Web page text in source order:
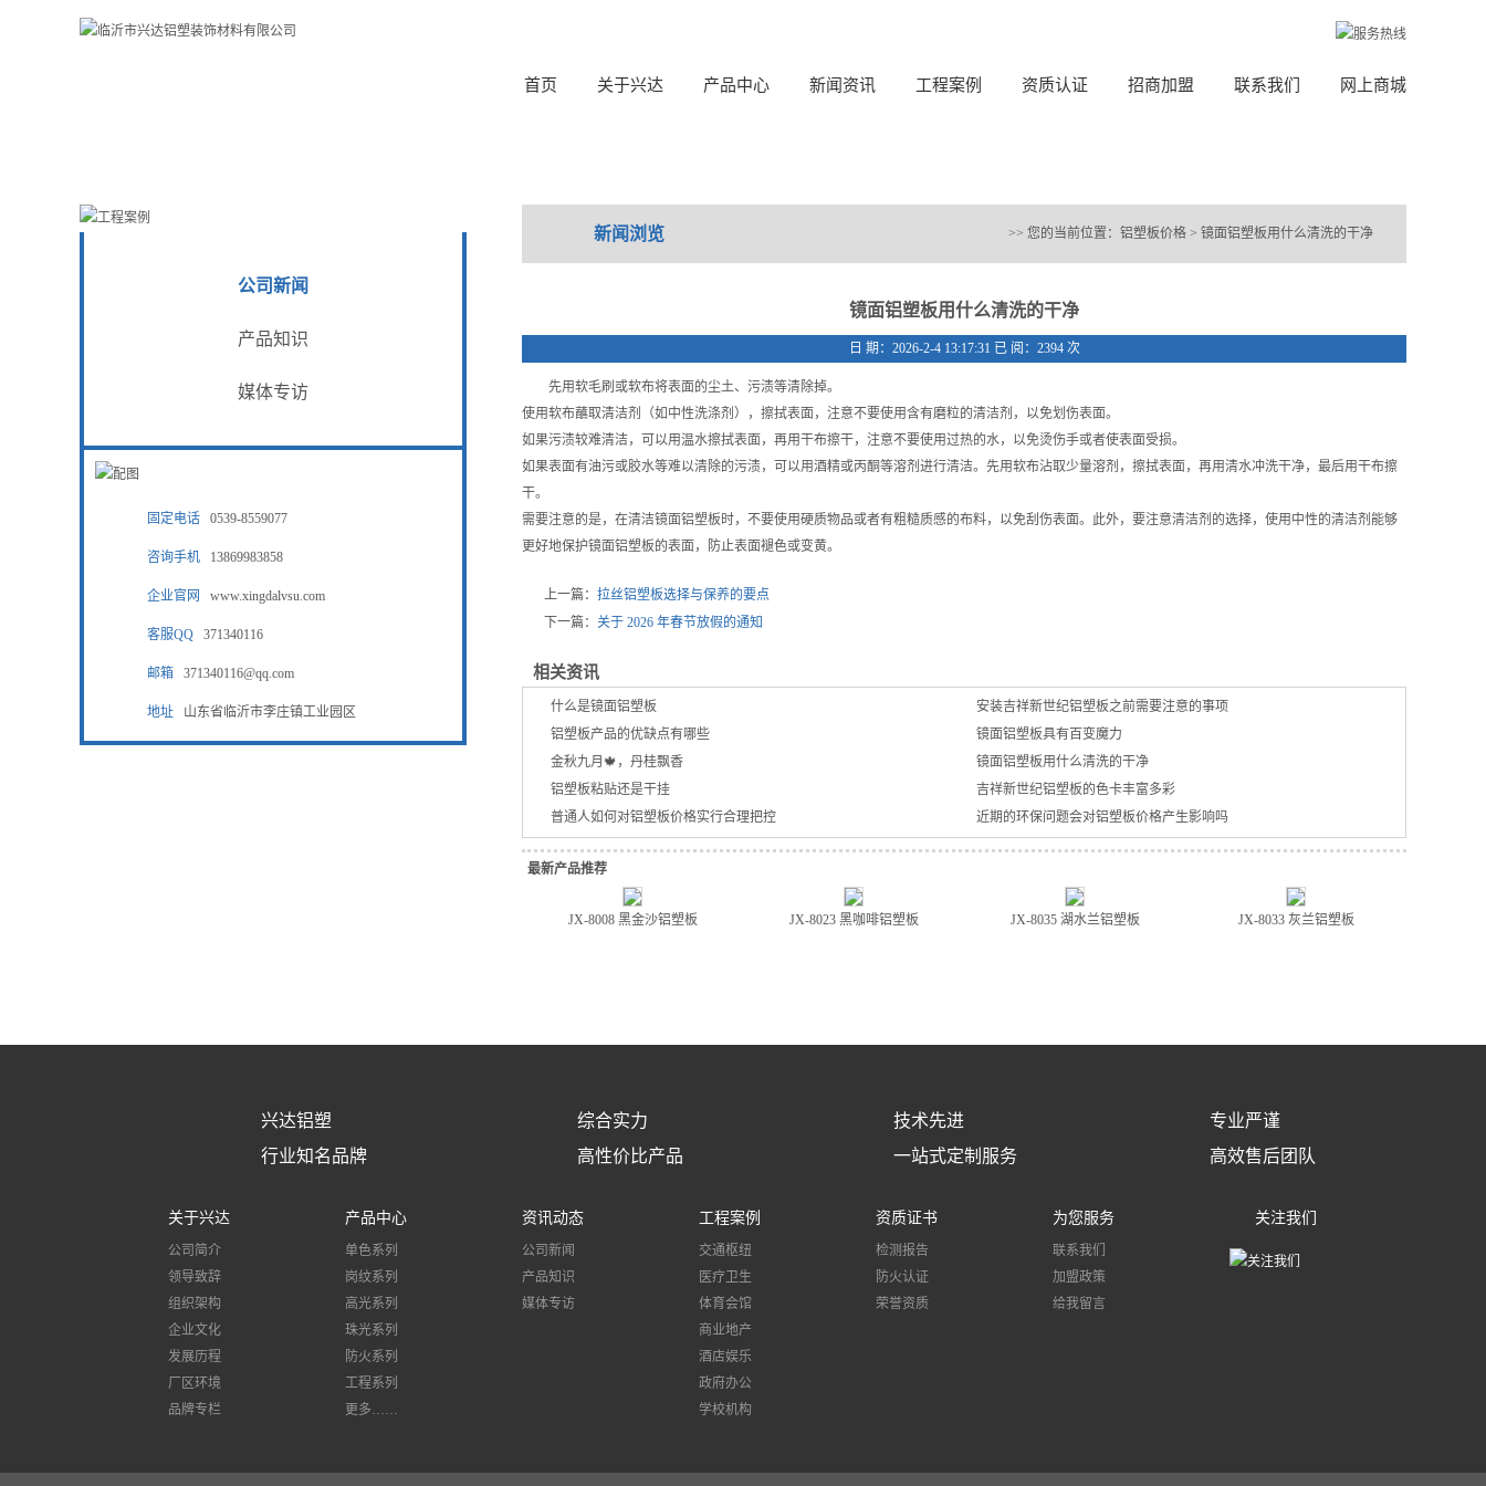
首页 关于兴达 产品中心 新闻资讯 工程案例 资质认证 招商加盟 联系我们 网上商城
>> 您的当前位置： 铝塑板价格 > 镜面铝塑板用什么清洗的干净
新闻浏览
镜面铝塑板用什么清洗的干净
日 期：2026-2-4 13:17:31 已 阅：2394 次
先用软毛刷或软布将表面的尘土、污渍等清除掉。
使用软布蘸取清洁剂（如中性洗涤剂），擦拭表面，注意不要使用含有磨粒的清洁剂，以免划伤表面。
如果污渍较难清洁，可以用温水擦拭表面，再用干布擦干，注意不要使用过热的水，以免烫伤手或者使表面受损。
如果表面有油污或胶水等难以清除的污渍，可以用酒精或丙酮等溶剂进行清洁。先用软布沾取少量溶剂，擦拭表面，再用清水冲洗干净，最后用干布擦
干。
需要注意的是，在清洁镜面铝塑板时，不要使用硬质物品或者有粗糙质感的布料，以免刮伤表面。此外，要注意清洁剂的选择，使用中性的清洁剂能够
更好地保护镜面铝塑板的表面，防止表面褪色或变黄。
上一篇： 拉丝铝塑板选择与保养的要点
下一篇： 关于 2026 年春节放假的通知
相关资讯
什么是镜面铝塑板
安装吉祥新世纪铝塑板之前需要注意的事项
铝塑板产品的优缺点有哪些
镜面铝塑板具有百变魔力
金秋九月🍁，丹桂飘香
镜面铝塑板用什么清洗的干净
铝塑板粘贴还是干挂
吉祥新世纪铝塑板的色卡丰富多彩
普通人如何对铝塑板价格实行合理把控
近期的环保问题会对铝塑板价格产生影响吗
最新产品推荐
JX-8008 黑金沙铝塑板 JX-8023 黑咖啡铝塑板 JX-8035 湖水兰铝塑板 JX-8033 灰兰铝塑板
公司新闻
产品知识
媒体专访
固定电话 0539-8559077
咨询手机 13869983858
企业官网 www.xingdalvsu.com
客服QQ 371340116
邮箱 371340116@qq.com
地址 山东省临沂市李庄镇工业园区
兴达铝塑
行业知名品牌
综合实力
高性价比产品
技术先进
一站式定制服务
专业严谨
高效售后团队
关于兴达
公司简介
领导致辞
组织架构
企业文化
发展历程
厂区环境
品牌专栏
产品中心
单色系列
岗纹系列
高光系列
珠光系列
防火系列
工程系列
更多……
资讯动态
公司新闻
产品知识
媒体专访
工程案例
交通枢纽
医疗卫生
体育会馆
商业地产
酒店娱乐
政府办公
学校机构
资质证书
检测报告
防火认证
荣誉资质
为您服务
联系我们
加盟政策
给我留言
关注我们